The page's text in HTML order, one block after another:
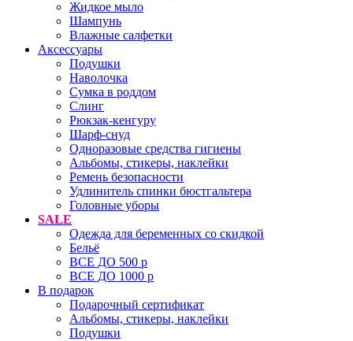
Жидкое мыло
Шампунь
Влажные салфетки
Аксессуары
Подушки
Наволочка
Сумка в роддом
Cлинг
Рюкзак-кенгуру
Шарф-снуд
Одноразовые средства гигиены
Альбомы, стикеры, наклейки
Ремень безопасности
Удлинитель спинки бюстгальтера
Головные уборы
SALE
Одежда для беременных со скидкой
Бельё
ВСЕ ДО 500 р
ВСЕ ДО 1000 р
В подарок
Подарочный сертификат
Альбомы, стикеры, наклейки
Подушки